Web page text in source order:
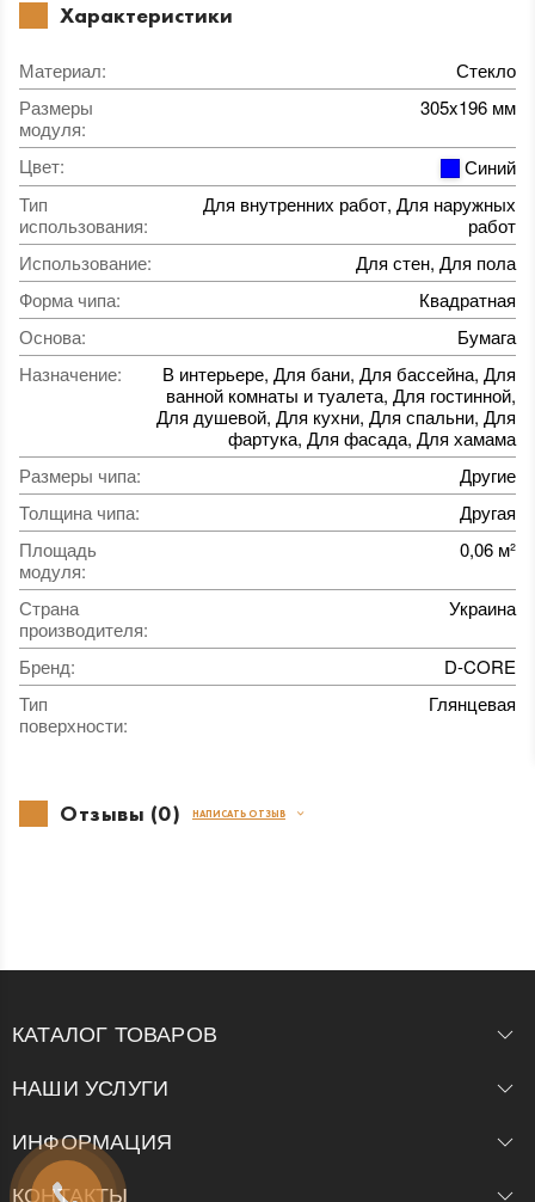
Характеристики
Материал:
Стекло
Размеры
модуля:
305x196 мм
Цвет:
Синий
Тип
использования:
Для внутренних работ, Для наружных
работ
Использование:
Для стен, Для пола
Форма чипа:
Квадратная
Основа:
Бумага
Назначение:
В интерьере, Для бани, Для бассейна, Для
ванной комнаты и туалета, Для гостинной,
Для душевой, Для кухни, Для спальни, Для
фартука, Для фасада, Для хамама
Размеры чипа:
Другие
Толщина чипа:
Другая
Площадь
модуля:
0,06 м²
Страна
производителя:
Украина
Бренд:
D-CORE
Тип
поверхности:
Глянцевая
Отзывы (0) НАПИСАТЬ ОТЗЫВ
КАТАЛОГ ТОВАРОВ
НАШИ УСЛУГИ
ИНФОРМАЦИЯ
КОНТАКТЫ